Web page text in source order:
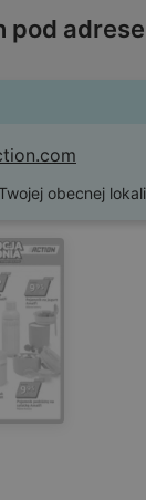
pod
obecnej